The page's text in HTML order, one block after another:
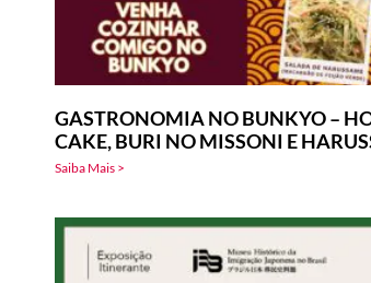
GASTRONOMIA NO BUNKYO –
CAKE, BURI NO MISSONI E
Saiba Mais >